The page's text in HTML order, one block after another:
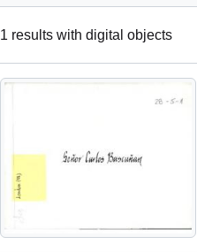
1 results with digital objects